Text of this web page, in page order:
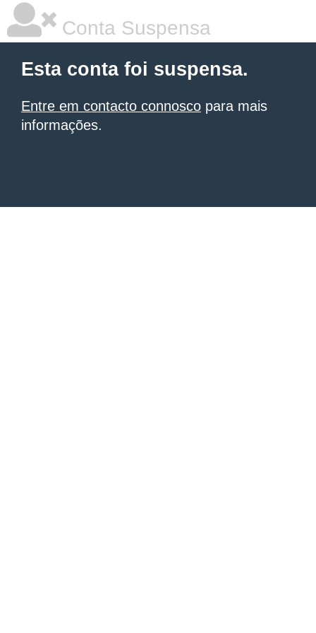
Conta Suspensa
Esta conta foi suspensa.
Entre em contacto connosco para mais
informações.